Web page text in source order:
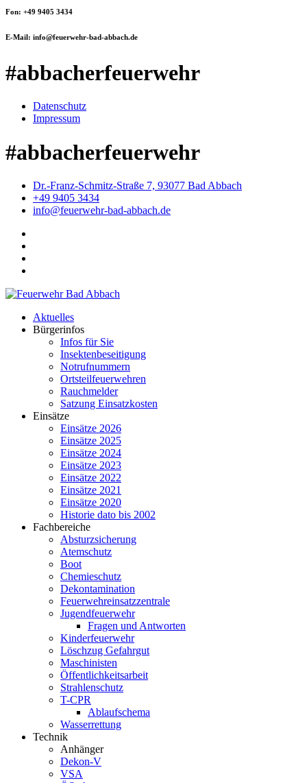
Fon: +49 9405 3434
E-Mail: info@feuerwehr-bad-abbach.de
#abbacherfeuerwehr
Datenschutz
Impressum
#abbacherfeuerwehr
Dr.-Franz-Schmitz-Straße 7, 93077 Bad Abbach
+49 9405 3434
info@feuerwehr-bad-abbach.de
Aktuelles
Bürgerinfos
Infos für Sie
Insektenbeseitigung
Notrufnummern
Ortsteilfeuerwehren
Rauchmelder
Satzung Einsatzkosten
Einsätze
Einsätze 2026
Einsätze 2025
Einsätze 2024
Einsätze 2023
Einsätze 2022
Einsätze 2021
Einsätze 2020
Historie dato bis 2002
Fachbereiche
Absturzsicherung
Atemschutz
Boot
Chemieschutz
Dekontamination
Feuerwehreinsatzzentrale
Jugendfeuerwehr
Fragen und Antworten
Kinderfeuerwehr
Löschzug Gefahrgut
Maschinisten
Öffentlichkeitsarbeit
Strahlenschutz
T-CPR
Ablaufschema
Wasserrettung
Technik
Anhänger
Dekon-V
VSA